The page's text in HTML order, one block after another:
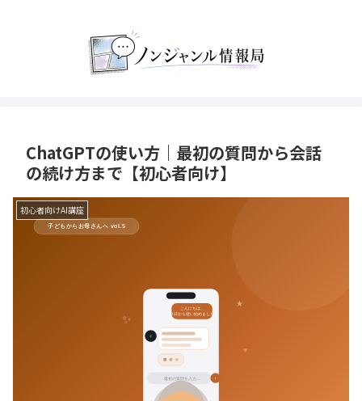
ChatGPTの使い方｜最初の質問から会話
の続け方まで【初心者向け】
初心者向けAI講座